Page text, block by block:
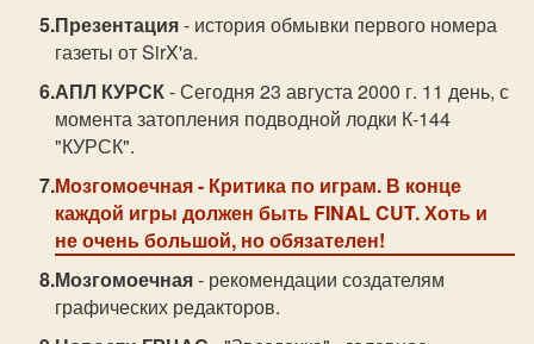
Презентация- история обмывки первого номера
газеты от SirX'a.
АПЛ КУРСК- Сегодня 23 августа 2000 г. 11 день, с
момента затопления подводной лодки К-144
"КУРСК".
Мозгомоечная- Критика по играм. В конце
каждой игры должен быть FINAL CUT. Хоть и
не очень большой, но обязателен!
Мозгомоечная- рекомендации создателям
графических редакторов.